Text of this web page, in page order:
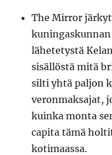
The Mirror
lähetetystä
sisällöstä mitä
silti yhtä paljon
veronmaksajat,
kuinka monta
capita tämä
kotimaassa.